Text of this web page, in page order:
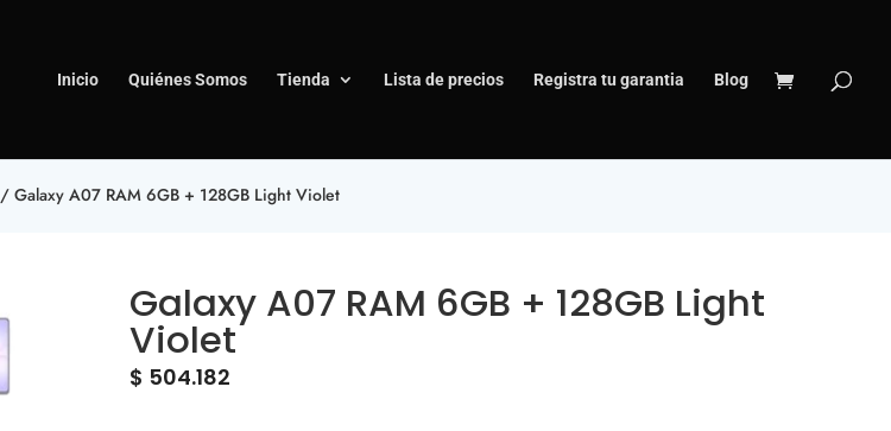
Inicio Quiénes Somos Tienda Lista de precios Registra tu garantia Blog
/ Galaxy A07 RAM 6GB + 128GB Light Violet
Galaxy A07 RAM 6GB + 128GB Light
Violet
$ 504.182